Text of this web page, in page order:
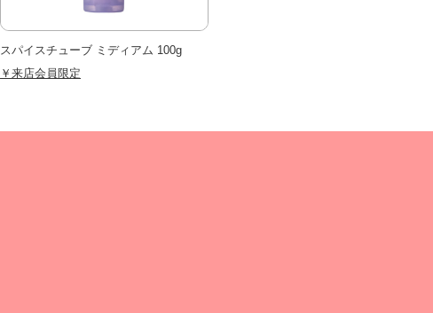
スパイスチューブ ミディアム 100g
￥来店会員限定